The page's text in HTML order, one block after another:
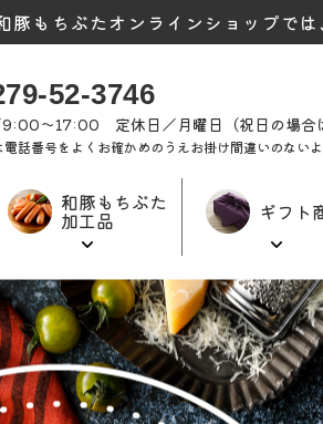
豚もちぶたオンラインショップで
52-3746
9:00～17:00 定休日／月曜日（祝日の場合
電話番号をよくお確かめのうえお掛け間違いのない
和豚もちぶた
加工品 ギフト